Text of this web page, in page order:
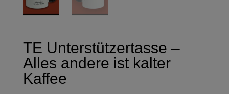
TE Unterstützertasse –
Alles andere ist kalter
Kaffee